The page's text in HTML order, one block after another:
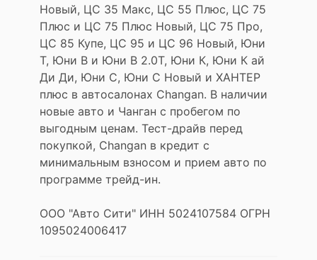
Новый, ЦС 35 Макс, ЦС 55 Плюс, ЦС 75
Плюс и ЦС 75 Плюс Новый, ЦС 75 Про,
ЦС 85 Купе, ЦС 95 и ЦС 96 Новый, Юни
Т, Юни В и Юни В 2.0Т, Юни К, Юни К ай
Ди Ди, Юни С, Юни С Новый и ХАНТЕР
плюс в автосалонах Changan. В наличии
новые авто и Чанган с пробегом по
выгодным ценам. Тест-драйв перед
покупкой, Changan в кредит с
минимальным взносом и прием авто по
программе трейд-ин.
ООО "Авто Сити" ИНН 5024107584 ОГРН
1095024006417